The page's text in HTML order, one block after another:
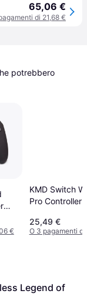
65,06 €
di 21,68 €
potrebbero
€
KMD Switch
Pro Controller
25,49 €
O 3 pagamenti
Legend of